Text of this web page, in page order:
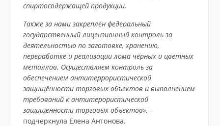
спиртосодержащей продукции.
Также за нами закреплён федеральный
государственный лицензионный контроль за
деятельностью по заготовке, хранению,
переработке и реализации лома чёрных и цветных
металлов. Осуществляем контроль за
обеспечением антитеррористической
защищённости торговых объектов и выполнением
требований к антитерористической
защищенности торговых объектов», –
подчеркнула Елена Антонова.